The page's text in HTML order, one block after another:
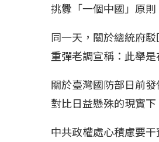
挑釁「一個中國」原
同一天，關於總統府
重彈老調宣稱：此舉
關於臺灣國防部日前
對比日益懸殊的現實
中共政權處心積慮要
島雷克雅內斯火...
2023 年 12 月 月 20 日